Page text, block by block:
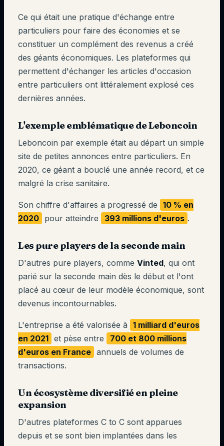
Ce qui était une pratique d'échange entre
particuliers pour faire des économies et se
constituer un complément des revenus a créé
des géants économiques. Les plateformes qui
permettent d'échanger les articles d'occasion
entre particuliers ont littéralement explosé ces
dernières années.
L'exemple emblématique de Leboncoin
Leboncoin par exemple était au départ un simple
site de petites annonces entre particuliers. En
2020, ce géant a bouclé une année record, et ce
malgré la crise sanitaire.
Son chiffre d'affaires a progressé de
10 % en
2020 pour atteindre 393 millions d'euros .
Les pure players de la seconde main
D'autres pure players, comme Vinted, qui ont
parié sur la seconde main dès le début et l'ont
placé au cœur de leur modèle économique, sont
devenus incontournables.
L'entreprise a été valorisée à
1 milliard d'euros
en 2021 et pèse entre
700 et 800 millions
d'euros en France annuels de volumes de
transactions.
Un écosystème diversifié en pleine
expansion
D'autres plateformes C to C sont apparues
depuis et se sont bien implantées dans les